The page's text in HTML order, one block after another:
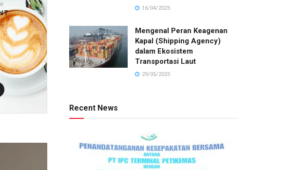
16/04/2025
Mengenal Peran Keagenan
Kapal (Shipping Agency)
dalam Ekosistem
Transportasi Laut
29/05/2025
Recent News